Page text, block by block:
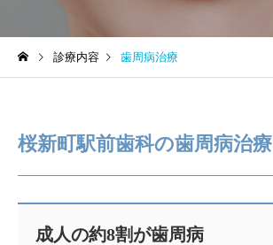
診療内容 歯周病治療
桜新町駅前歯科の歯周病治療
成人の約8割が歯周病